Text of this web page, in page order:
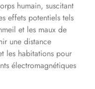
humain, suscitant
effets potentiels tels
et les maux de
une distance
les habitations pour
électromagnétiques